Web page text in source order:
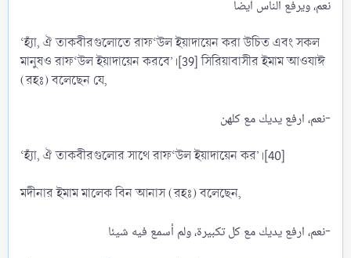
‘হ্যঁা, ঐ তাকবীরগুলোতে রাফ‘উল ইয়াদায়েন করা উচিত এবং সকল
মানুষও রাফ‘উল ইয়াদায়েন করবে’।[39] সিরিয়াবাসীর ইমাম আওযাঈ
(রহঃ) বলেছেন যে,
نعم، ارفع يديك مع كلهن-​
‘হ্যঁা, ঐ তাকবীরগুলোর সাথে রাফ‘উল ইয়াদায়েন কর’।[40]
মদীনার ইমাম মালেক বিন আনাস (রহঃ) বলেছেন,
نعم، ارفع يديك مع كل تكبيرة، ولم أسمع فيه شيئا-​